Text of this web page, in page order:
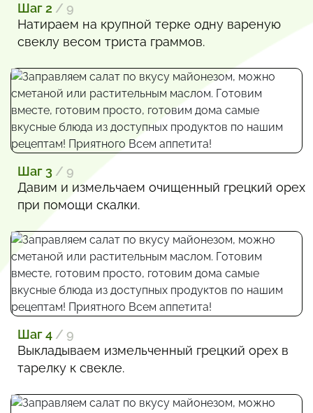
Шаг 2 / 9
Натираем на крупной терке одну вареную
свеклу весом триста граммов.
Шаг 3 / 9
Давим и измельчаем очищенный грецкий орех
при помощи скалки.
Шаг 4 / 9
Выкладываем измельченный грецкий орех в
тарелку к свекле.